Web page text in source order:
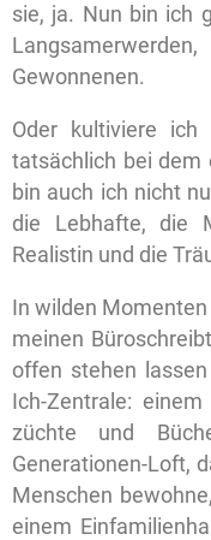
sie, ja. Nun bin ich
Gewonnenen.
Oder kultiviere
tatsächlich bei dem
bin auch ich nicht
die Lebhafte, die
Realistin und die
In wilden
meinen
offen stehen
Ich-Zentrale:
züchte und
Generationen-Loft,
Menschen
einem